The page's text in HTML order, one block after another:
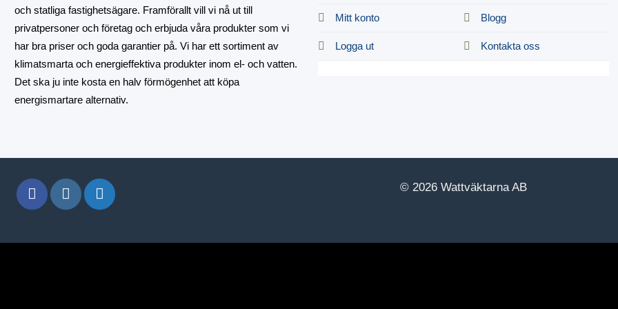
och statliga fastighetsägare. Framförallt vill vi nå ut till
privatpersoner och företag och erbjuda våra produkter som vi
har bra priser och goda garantier på. Vi har ett sortiment av
klimatsmarta och energieffektiva produkter inom el- och vatten.
Det ska ju inte kosta en halv förmögenhet att köpa
energismartare alternativ.
Mitt konto
Logga ut
Blogg
Kontakta oss
© 2026 Wattväktarna AB